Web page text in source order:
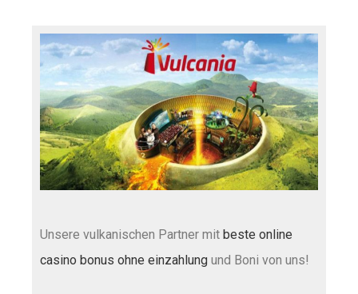
Unsere vulkanischen Partner mit beste online
casino bonus ohne einzahlung und Boni von uns!